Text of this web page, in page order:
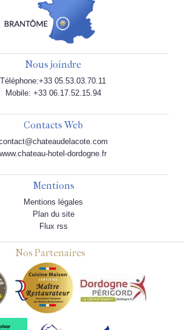
Nous joindre
Téléphone:+33 05.53.03.70.11
Mobile: +33 06.17.52.15.94
Contacts Web
www.chateau-hotel-dordogne.fr
Mentions
Mentions légales
Plan du site
Flux rss
Nos Partenaires